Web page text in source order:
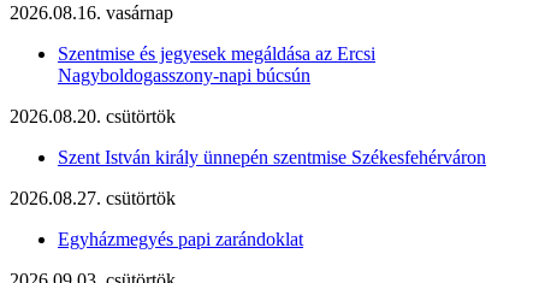
2026.08.16. vasárnap
Szentmise és jegyesek megáldása az Ercsi
Nagyboldogasszony-napi búcsún
2026.08.20. csütörtök
Szent István király ünnepén szentmise Székesfehérváron
2026.08.27. csütörtök
Egyházmegyés papi zarándoklat